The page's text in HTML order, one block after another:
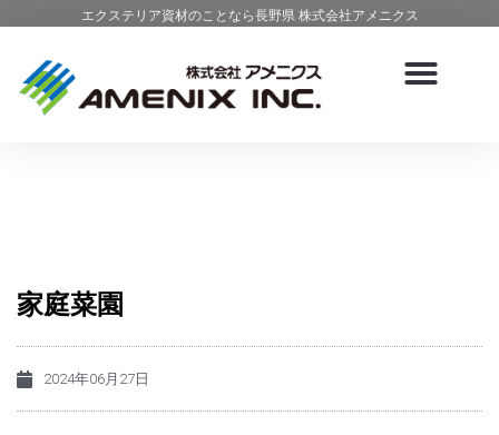
エクステリア資材のことなら長野県 株式会社アメニクス
家庭菜園
2024年06月27日